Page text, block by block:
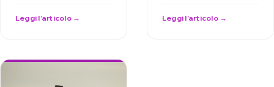
evidenziando come AI
Leggi l’articolo →
controllo qualità, …
Leggi l’articolo →